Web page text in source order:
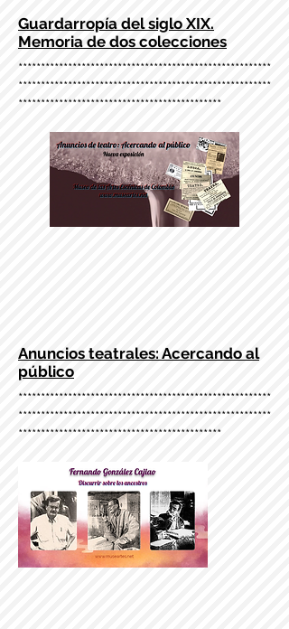
Guardarropía del siglo XIX.
Memoria de dos colecciones
********************************************************
********************************************************
*********************************************
Anuncios teatrales: Acercando al
público
********************************************************
********************************************************
*********************************************